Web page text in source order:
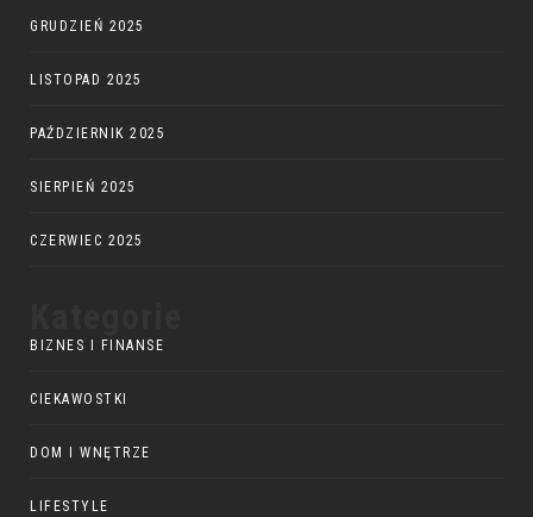
GRUDZIEŃ 2025
LISTOPAD 2025
PAŹDZIERNIK 2025
SIERPIEŃ 2025
CZERWIEC 2025
BIZNES I FINANSE
CIEKAWOSTKI
DOM I WNĘTRZE
LIFESTYLE